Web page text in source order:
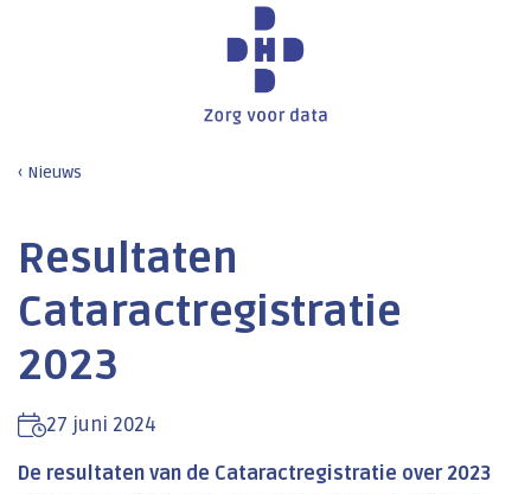
Nieuws
Resultaten
Cataractregistratie
2023
27 juni 2024
De resultaten van de Cataractregistratie over 2023